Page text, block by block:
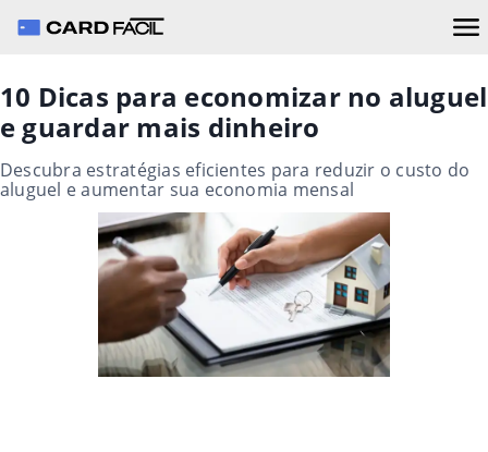
10 Dicas para economizar no aluguel
e guardar mais dinheiro
Descubra estratégias eficientes para reduzir o custo do
aluguel e aumentar sua economia mensal